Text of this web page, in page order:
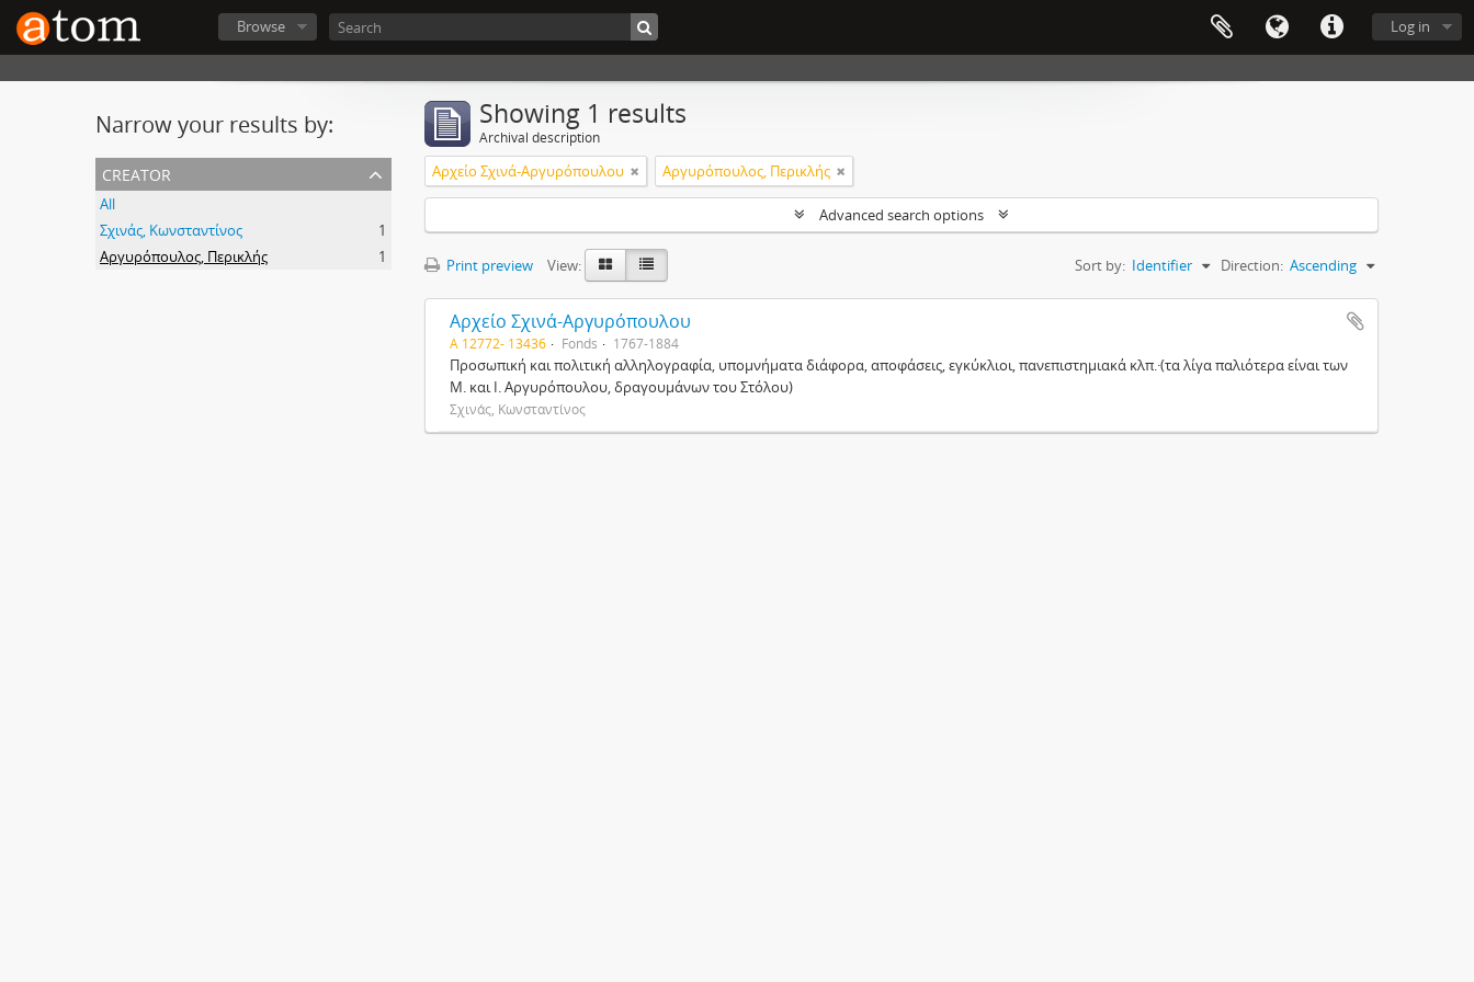
Log in
Browse
Narrow your results by:
creator
All
Σχινάς, Κωνσταντίνος
1
Αργυρόπουλος, Περικλής
1
Showing 1 results
Archival description
Αρχείο Σχινά-Αργυρόπουλου Αργυρόπουλος, Περικλής
Advanced search options
Print preview View: Sort by: Identifier Direction: Ascending
Αρχείο Σχινά-Αργυρόπουλου
Α 12772- 13436 Fonds 1767-1884
Προσωπική και πολιτική αλληλογραφία, υπομνήματα διάφορα, αποφάσεις, εγκύκλιοι, πανεπιστημιακά κλπ.·(τα λίγα παλιότερα είναι των
Μ. και Ι. Αργυρόπουλου, δραγουμάνων του Στόλου)
Σχινάς, Κωνσταντίνος